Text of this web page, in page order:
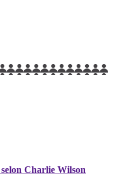
Charlie Wilson